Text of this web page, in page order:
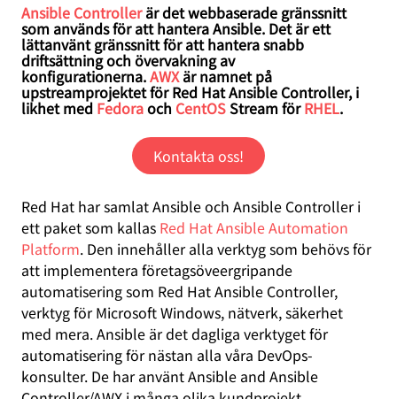
Ansible Controllerär det webbaserade gränssnitt
som används för att hantera Ansible. Det är ett
lättanvänt gränssnitt för att hantera snabb
driftsättning och övervakning av
konfigurationerna.AWXär namnet på
upstreamprojektet för Red Hat Ansible Controller, i
likhet med Fedoraoch CentOSStream förRHEL.
Kontakta oss!
Red Hat har samlat Ansible och Ansible Controller i
ett paket som kallas Red Hat Ansible Automation
Platform. Den innehåller alla verktyg som behövs för
att implementera företagsöveergripande
automatisering som Red Hat Ansible Controller,
verktyg för Microsoft Windows, nätverk, säkerhet
med mera. Ansible är det dagliga verktyget för
automatisering för nästan alla våra DevOps-
konsulter. De har använt Ansible and Ansible